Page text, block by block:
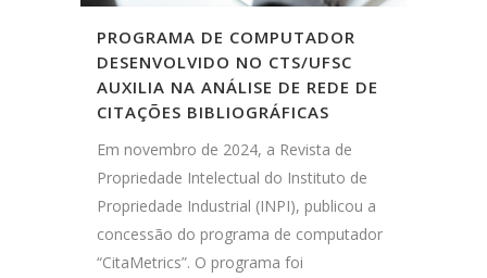
PROGRAMA DE COMPUTADOR
DESENVOLVIDO NO CTS/UFSC
AUXILIA NA ANÁLISE DE REDE DE
CITAÇÕES BIBLIOGRÁFICAS
Em novembro de 2024, a Revista de
Propriedade Intelectual do Instituto de
Propriedade Industrial (INPI), publicou a
concessão do programa de computador
“CitaMetrics”. O programa foi